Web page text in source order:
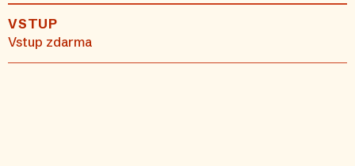
VSTUP
Vstup zdarma